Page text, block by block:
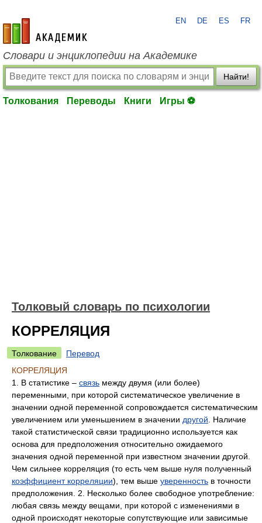
academic.ru
EN DE ES FR
Словари и энциклопедии на Академике
Найти!
Толкования Переводы Книги Игры ⚽
Толковый словарь по психологии
КОРРЕЛЯЦИЯ
Толкование
Перевод
КОРРЕЛЯЦИЯ
1. В статистике – связь между двумя (или более)
переменными, при которой систематическое увеличение в
значении одной переменной сопровождается систематическим
увеличением или уменьшением в значении другой . Наличие
такой статистической связи традиционно используется как
основа для предположения относительно ожидаемого
значения одной переменной при известном значении другой.
Чем сильнее корреляция (то есть чем выше нуля полученный
коэффициент корреляции), тем выше уверенность в точности
предположения. 2. Несколько более свободное употребление:
любая связь между вещами, при которой с изменениями в
одной происходят некоторые сопутствующие или зависимые